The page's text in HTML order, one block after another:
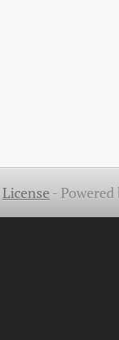
License -Powered